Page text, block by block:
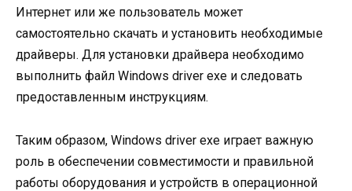
Интернет или же пользователь может
самостоятельно скачать и установить необходимые
драйверы. Для установки драйвера необходимо
выполнить файл Windows driver exe и следовать
предоставленным инструкциям.
Таким образом, Windows driver exe играет важную
роль в обеспечении совместимости и правильной
работы оборудования и устройств в операционной